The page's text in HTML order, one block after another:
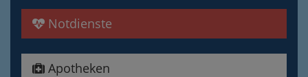
Notdienste
Apotheken